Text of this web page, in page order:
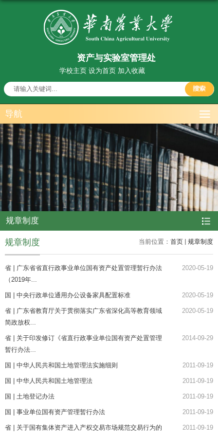
资产与实验室管理处
学校主页 设为首页 加入收藏
导航
规章制度
当前位置： 首页 规章制度
规章制度
省 | 广东省省直行政事业单位国有资产处置管理暂行办法
（2019年...
2020-05-19
国 | 中央行政单位通用办公设备家具配置标准 2020-05-19
省 | 广东省教育厅关于贯彻落实广东省深化高等教育领域
简政放权...
2020-05-19
省 | 关于印发修订《省直行政事业单位国有资产处置管理
暂行办法...
2014-09-29
国 | 中华人民共和国土地管理法实施细则 2011-09-19
国 | 中华人民共和国土地管理法 2011-09-19
国 | 土地登记办法 2011-09-19
国 | 事业单位国有资产管理暂行办法 2011-09-19
省 | 关于国有集体资产进入产权交易市场规范交易行为的
2011-09-19